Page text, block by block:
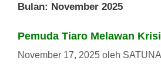
Bulan: November 2025
Pemuda Tiaro Melawan
November 17, 2025 oleh